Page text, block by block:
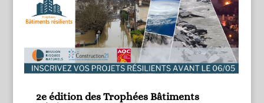
2e édition des Trophées Bâtiments